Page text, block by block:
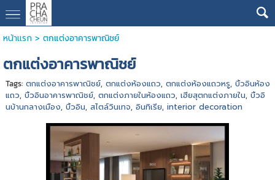
หน้าแรก> ตกแต่งอาคารพาณิชย์
ตกแต่งอาคารพาณิชย์
Tags: ตกแต่งอาคารพาณิชย์, ตกแต่งห้องแถว, ตกแต่งห้องแถวหรู, บิ้วอินห้อง
แถว, บิ้วอินอาคารพาณิชย์, ตกแต่งภายในห้องแถว, เฮียสุตกแต่งภายใน, บิ้วอิ
นบ้านกลางเมือง, บิ้วอิน, สไตล์วินเทจ, อินทิเรีย, interior decoration